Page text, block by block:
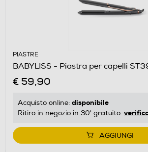
PIASTRE
BABYLISS - Piastra per capelli
€ 59,90
Acquisto online: disponibile
Ritiro in negozio in 30' gratuito:
AGGIUNGI